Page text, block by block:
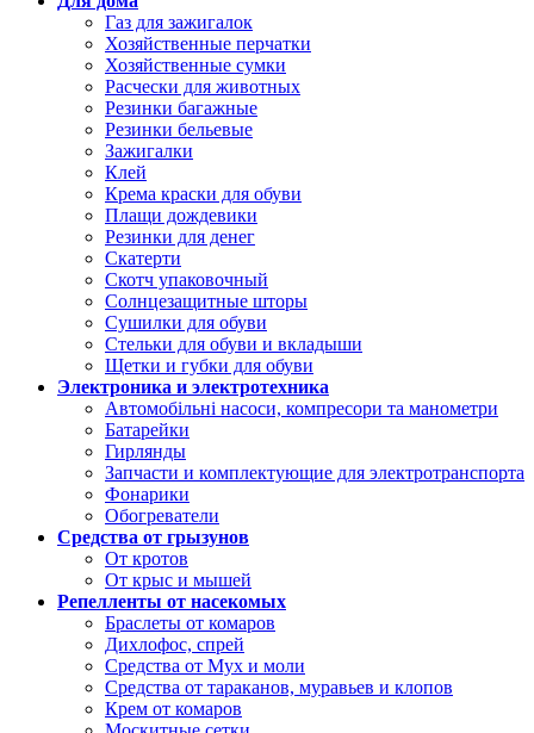
Газ для зажигалок
Хозяйственные перчатки
Хозяйственные сумки
Расчески для животных
Резинки багажные
Резинки бельевые
Зажигалки
Клей
Крема краски для обуви
Плащи дождевики
Резинки для денег
Скатерти
Скотч упаковочный
Солнцезащитные шторы
Сушилки для обуви
Стельки для обуви и вкладыши
Щетки и губки для обуви
Электроника и электротехника
Автомобільні насоси, компресори та манометри
Батарейки
Гирлянды
Запчасти и комплектующие для электротранспорта
Фонарики
Обогреватели
Средства от грызунов
От кротов
От крыс и мышей
Репелленты от насекомых
Браслеты от комаров
Дихлофос, спрей
Средства от Мух и моли
Средства от тараканов, муравьев и клопов
Крем от комаров